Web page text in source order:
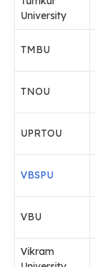
University
TMBU
TNOU
UPRTOU
VBSPU
VBU
Vikram